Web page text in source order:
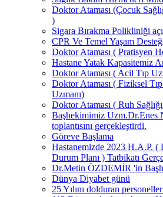
Doktor Ataması (Çocuk
)
Sigara Bırakma Polikliniği
CPR Ve Temel Yaşam
Doktor Ataması ( Pratisyen
Hastane Yatak Kapasitemiz
Doktor Ataması ( Acil Tıp
Doktor Ataması ( Fiziksel
Uzmanı)
Doktor Ataması ( Ruh
Başhekimimiz
toplantısını gerçekleştirdi.
Göreve Başlama
Hastanemizde 2023 H.A.P. (
Durum Planı ) Tatbikatı
Dr.Metin ÖZDEMİR 'in
Dünya Diyabet günü
25 Yılını dolduran